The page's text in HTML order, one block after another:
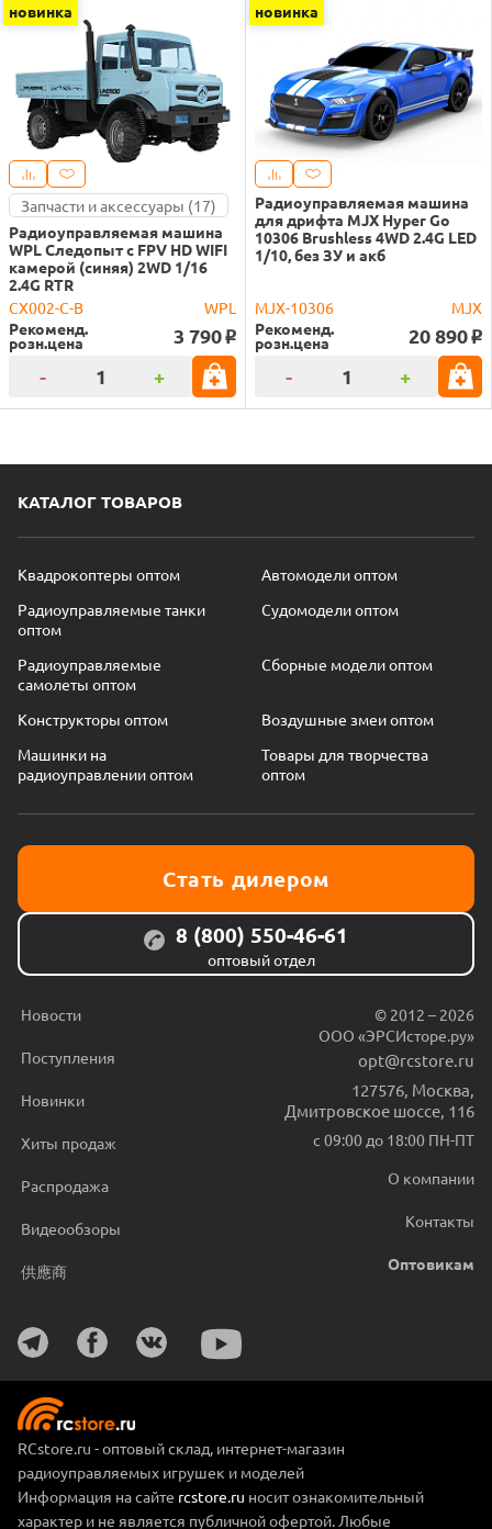
новинка
Запчасти и аксессуары (17)
Радиоуправляемая машина
WPL Следопыт с FPV HD WIFI
камерой (синяя) 2WD 1/16
2.4G RTR
CX002-C-B
WPL
Рекоменд.
розн.цена 3 790 o
- +
новинка
Радиоуправляемая машина
для дрифта MJX Hyper Go
10306 Brushless 4WD 2.4G LED
1/10, без ЗУ и акб
MJX-10306
MJX
Рекоменд.
розн.цена 20 890 o
- +
КАТАЛОГ ТОВАРОВ
Квадрокоптеры оптом
Автомодели оптом
Радиоуправляемые танки
оптом
Судомодели оптом
Радиоуправляемые
самолеты оптом
Сборные модели оптом
Конструкторы оптом
Воздушные змеи оптом
Машинки на
радиоуправлении оптом
Товары для творчества
оптом
Стать дилером
8 (800) 550-46-61
оптовый отдел
Новости
Поступления
Новинки
Хиты продаж
Распродажа
Видеообзоры
供應商
© 2012 – 2026
ООО «ЭРСИсторе.ру»
opt@rcstore.ru
127576 Москва
Дмитровское шоссе, 116
с 09:00 до 18:00 ПН-ПТ
О компании
Контакты
Оптовикам
RCstore.ru - оптовый склад, интернет-магазин
радиоуправляемых игрушек и моделей
Информация на сайте rcstore.ru носит ознакомительный
характер и не является публичной офертой. Любые